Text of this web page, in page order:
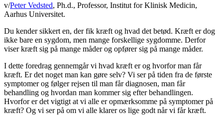
v/Peter Vedsted, Ph.d., Professor, Institut for Klinisk Medicin,
Aarhus Universitet.
Du kender sikkert en, der fik kræft og hvad det betød. Kræft er dog
ikke bare en sygdom, men mange forskellige sygdomme. Derfor
viser kræft sig på mange måder og opfører sig på mange måder.
I dette foredrag gennemgår vi hvad kræft er og hvorfor man får
kræft. Er det noget man kan gøre selv? Vi ser på tiden fra de første
symptomer og følger rejsen til man får diagnosen, man får
behandling og hvordan man kommer sig efter behandlingen.
Hvorfor er det vigtigt at vi alle er opmærksomme på symptomer på
kræft? Og vi ser på om vi alle klarer os lige godt når vi får kræft.